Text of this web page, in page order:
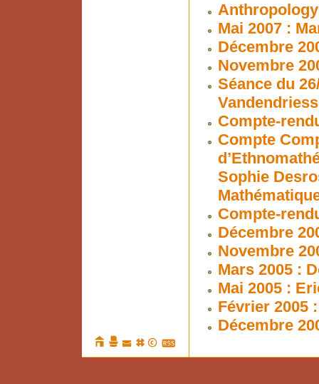
Mai 2007 :
Décembre
Novembre
Séance du
Compte-
Compte
Sophie
Compte-
Décembre
Novembre
Mars 2005 :
Mai 2005 :
Février 2005
Décembre